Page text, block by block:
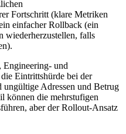
Fortschritt (klare Metriken
einfacher Rollback (ein
wiederherzustellen, falls
und
Eintrittshürde bei der
Adressen und Betrug
können die mehrstufigen
aber der Rollout‑Ansatz